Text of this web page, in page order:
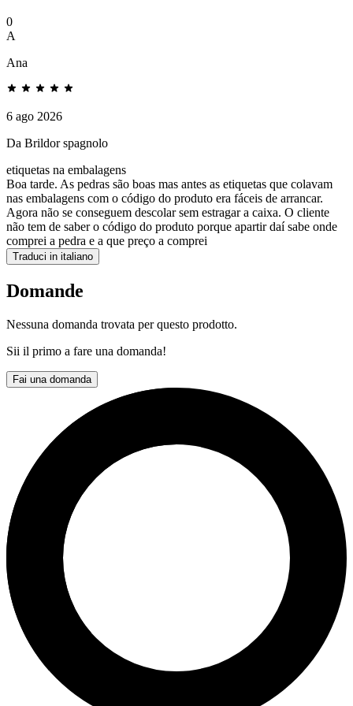
0
A
Ana
6 ago 2026
Da Brildor spagnolo
etiquetas na embalagens
Boa tarde. As pedras são boas mas antes as etiquetas que colavam
nas embalagens com o código do produto era fáceis de arrancar.
Agora não se conseguem descolar sem estragar a caixa. O cliente
não tem de saber o código do produto porque apartir daí sabe onde
comprei a pedra e a que preço a comprei
Traduci in italiano
Domande
Nessuna domanda trovata per questo prodotto.
Sii il primo a fare una domanda!
Fai una domanda